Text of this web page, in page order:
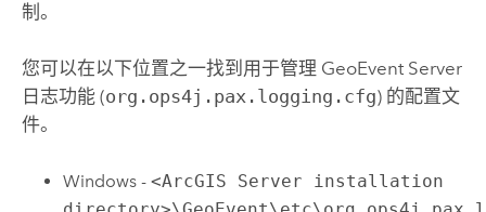
制。
您可以在以下位置之一找到用于管理 GeoEvent Server
日志功能 (org.ops4j.pax.logging.cfg) 的配置文
件。
Windows -<ArcGIS Server installation